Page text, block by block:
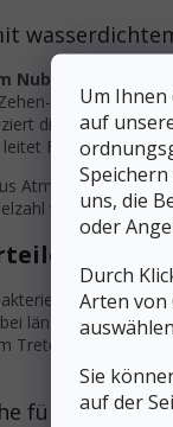
Um
auf
uns, die
oder
Durch
Arten von
Sie
auf der
Nubukleder
und
die Ermüdung
Feuchtigkeit
Atmungsaktivität
von
und
behandelte
längerem
Treten effektiv ab,
für natürliche